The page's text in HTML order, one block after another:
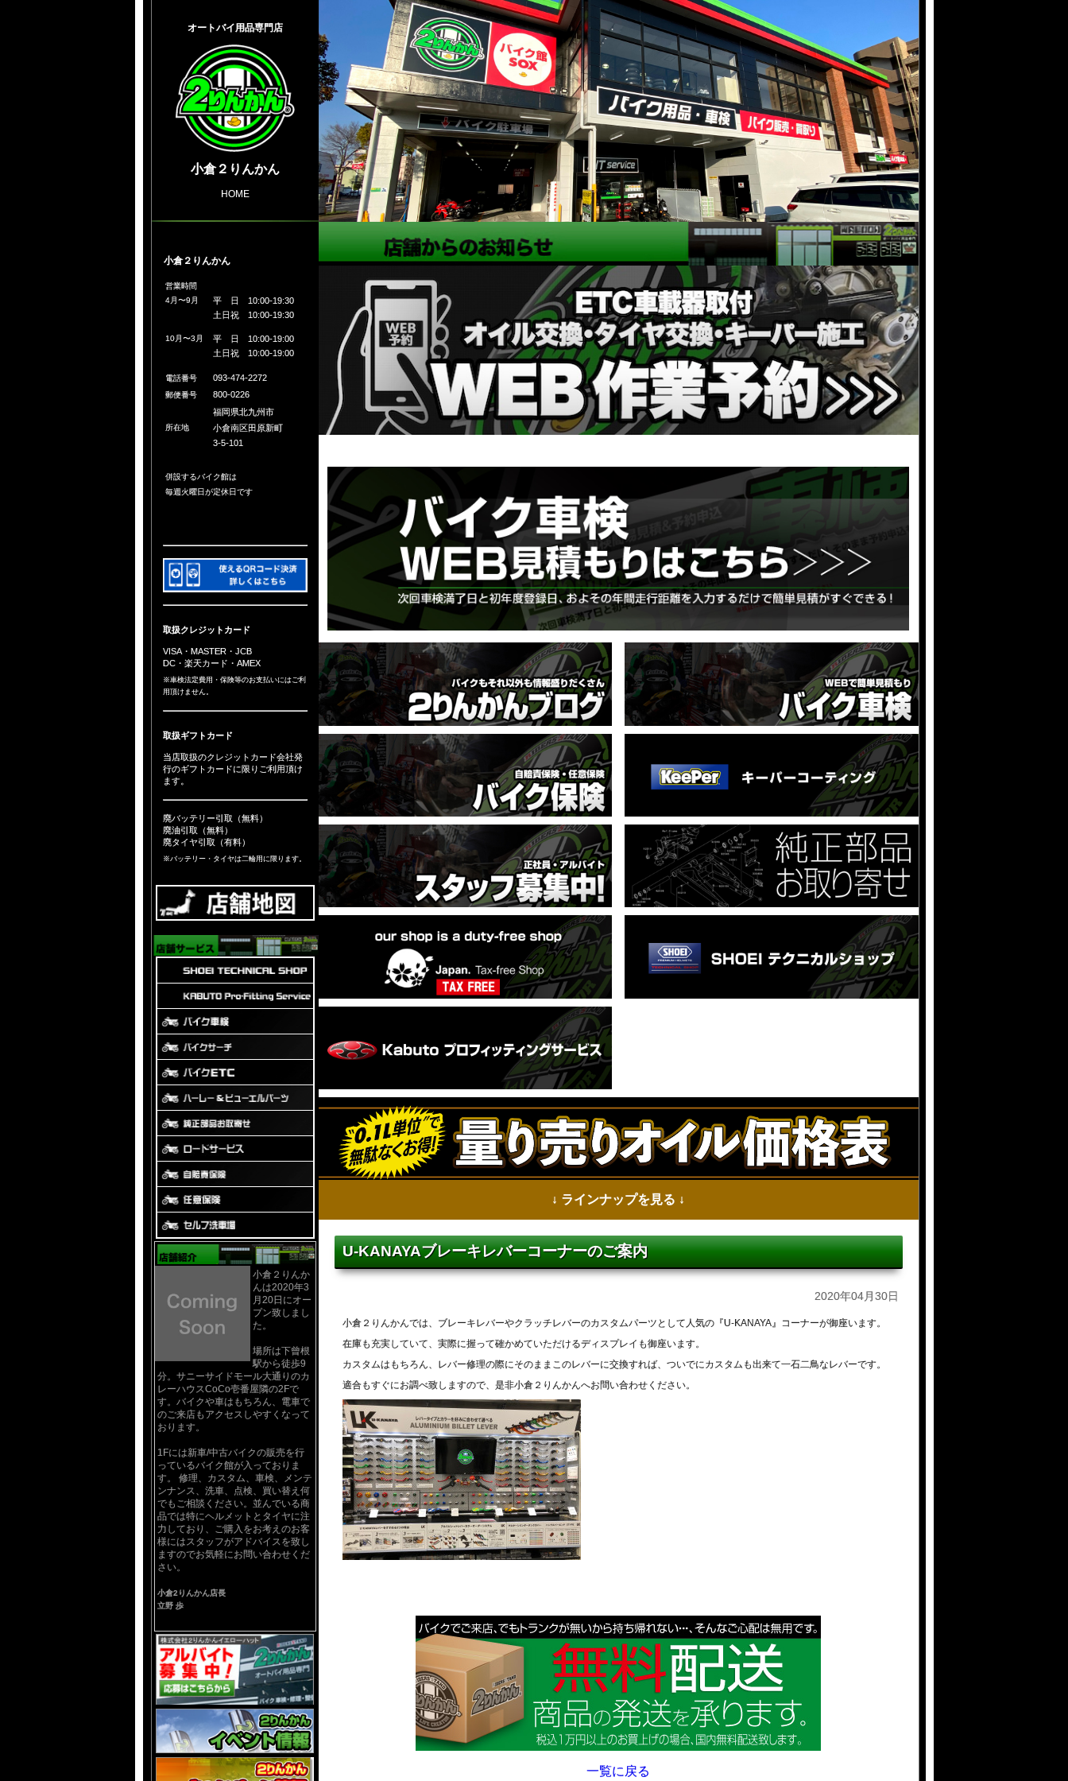
オートバイ用品専門店
小倉２りんかん
HOME
↓ ラインナップを見る ↓
U-KANAYAブレーキレバーコーナーのご案内
2020年04月30日
小倉２りんかんでは、ブレーキレバーやクラッチレバーのカスタムパーツとして人気の『U-KANAYA』コーナーが御座います。
在庫も充実していて、実際に握って確かめていただけるディスプレイも御座います。
カスタムはもちろん、レバー修理の際にそのままこのレバーに交換すれば、ついでにカスタムも出来て一石二鳥なレバーです。
適合もすぐにお調べ致しますので、是非小倉２りんかんへお問い合わせください。
一覧に戻る
小倉２りんかん
営業時間
4月〜9月
平 日 10:00-19:30
土日祝 10:00-19:30
10月〜3月
平 日 10:00-19:00
土日祝 10:00-19:00
電話番号 093-474-2272
郵便番号 800-0226
所在地
福岡県北九州市
小倉南区田原新町
3-5-101
併設するバイク館は
毎週火曜日が定休日です
取扱クレジットカード
VISA・MASTER・JCB
DC・楽天カード・AMEX
※車検法定費用・保険等のお支払いにはご利
用頂けません。
取扱ギフトカード
当店取扱のクレジットカード会社発
行のギフトカードに限りご利用頂け
ます。
廃バッテリー引取（無料）
廃油引取（無料）
廃タイヤ引取（有料）
※バッテリー・タイヤは二輪用に限ります。
小倉２りんか
んは2020年3
月20日にオー
プン致しまし
た。
場所は下曾根
駅から徒歩9
分。サニーサイドモール大通りのカ
レーハウスCoCo壱番屋隣の2Fで
す。バイクや車はもちろん、電車で
のご来店もアクセスしやすくなって
おります。
1Fには新車/中古バイクの販売を行
っているバイク館が入っておりま
す。 修理、カスタム、車検、メンテ
ンナンス、洗車、点検、買い替え何
でもご相談ください。並んでいる商
品では特にヘルメットとタイヤに注
力しており、ご購入をお考えのお客
様にはスタッフがアドバイスを致し
ますのでお気軽にお問い合わせくだ
さい。
小倉2りんかん店長
立野 歩